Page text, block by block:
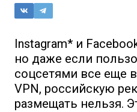
Instagram* и
но даже если
соцсетями все еще
VPN, российскую
размещать нельзя.